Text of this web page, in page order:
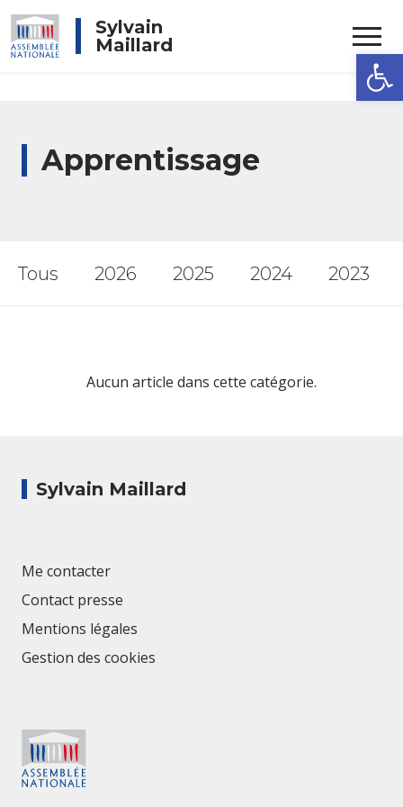
Ouvrir
Sylvain
Maillard
Apprentissage
Tous 2026 2025 2024 2023
Aucun article dans cette catégorie.
Sylvain Maillard
Me contacter
Contact presse
Mentions légales
Gestion des cookies